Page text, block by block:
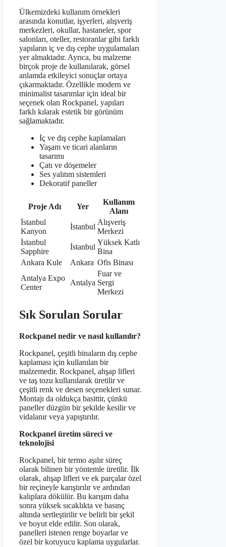
Ülkemizdeki kullanım örnekleri
arasında konutlar, işyerleri, alışveriş
merkezleri, okullar, hastaneler, spor
salonları, oteller, restoranlar gibi farklı
yapıların iç ve dış cephe uygulamaları
yer almaktadır. Ayrıca, bu malzeme
birçok proje de kullanılarak, görsel
anlamda etkileyici sonuçlar ortaya
çıkarmaktadır. Özellikle modern ve
minimalist tasarımlar için ideal bir
seçenek olan Rockpanel, yapıları
farklı kılarak estetik bir görünüm
sağlamaktadır.
İç ve dış cephe kaplamaları
Yaşam ve ticari alanların
tasarımı
Çatı ve döşemeler
Ses yalıtım sistemleri
Dekoratif paneller
Proje Adı Yer
Kullanım
Alanı
İstanbul
Kanyon
İstanbul
Alışveriş
Merkezi
İstanbul
Sapphire
İstanbul
Yüksek Katlı
Bina
Ankara Kule
Ankara Ofis Binası
Antalya Expo
Center
Antalya
Fuar ve
Sergi
Merkezi
Sık Sorulan Sorular
Rockpanel nedir ve nasıl kullanılır?
Rockpanel, çeşitli binaların dış cephe
kaplaması için kullanılan bir
malzemedir. Rockpanel, ahşap lifleri
ve taş tozu kullanılarak üretilir ve
çeşitli renk ve desen seçenekleri sunar.
Montajı da oldukça basittir, çünkü
paneller düzgün bir şekilde kesilir ve
vidalanır veya yapıştırılır.
Rockpanel üretim süreci ve
teknolojisi
Rockpanel, bir termo aşılır süreç
olarak bilinen bir yöntemle üretilir. İlk
olarak, ahşap lifleri ve ek parçalar özel
bir reçineyle karıştırılır ve ardından
kalıplara dökülür. Bu karışım daha
sonra yüksek sıcaklıkta ve basınç
altında sertleştirilir ve belirli bir şekil
ve boyut elde edilir. Son olarak,
panelleri istenen renge boyarlar ve
özel bir koruyucu kaplama uygularlar.